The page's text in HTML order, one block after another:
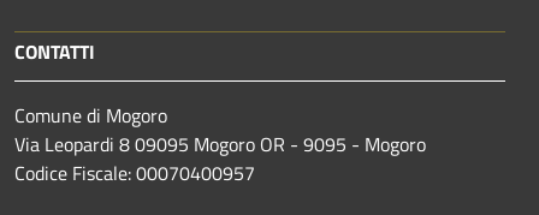
CONTATTI
Comune di Mogoro
Via Leopardi 8 09095 Mogoro OR - 9095 - Mogoro
Codice Fiscale: 00070400957